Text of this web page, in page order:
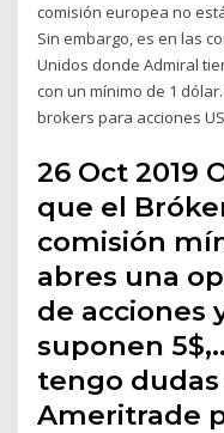
comisión europea no
Sin embargo, es en las
Unidos donde Admiral
con un mínimo de 1
brokers para acciones
26 Oct 2019
que el
comisión
abres una
de acciones
suponen
tengo
Ameritrade